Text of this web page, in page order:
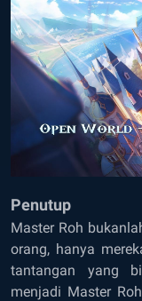
Penutup
Master Roh
orang, hanya
tantangan yang
menjadi Master